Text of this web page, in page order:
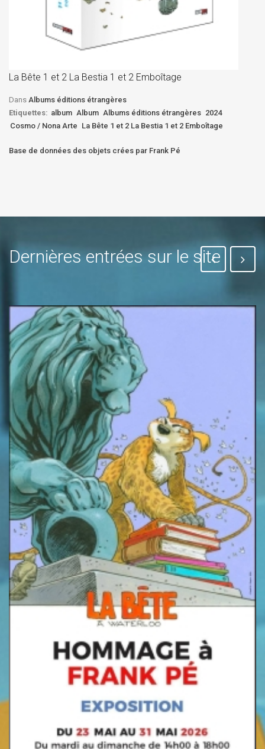
La Bête 1 et 2 La Bestia 1 et 2 Emboîtage
Dans Albums éditions étrangères
Etiquettes: album Album Albums éditions étrangères 2024
Cosmo / Nona Arte La Bête 1 et 2 La Bestia 1 et 2 Emboîtage
Base de données des objets crées par Frank Pé
Dernières entrées sur le site